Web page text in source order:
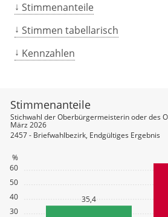
Stimmenanteile
Stimmen tabellarisch
Kennzahlen
30
40
50
60
%
35,4
Stimmenanteile
Stichwahl der Oberbürgermeisterin oder des
März 2026
2457 - Briefwahlbezirk, Endgültiges Ergebnis